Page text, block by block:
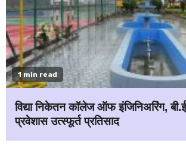
1 min read
विद्या निकेतन कॉलेज ऑफ इंजिनिअरिंग,
प्रवेशास उत्स्फूर्त प्रतिसाद